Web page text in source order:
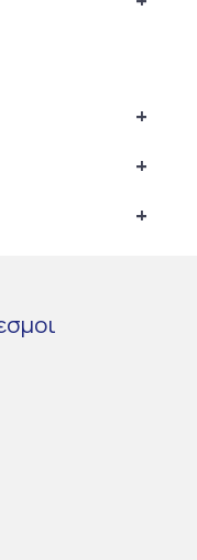
+
+
+